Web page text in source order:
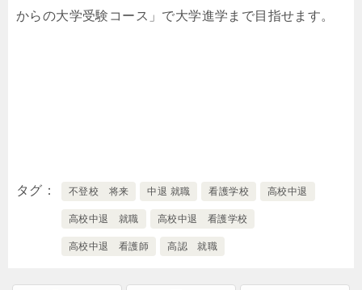
からの大学受験コース」で大学進学まで目指せます。
タグ 不登校 将来 中退 就職 看護学校 高校中退
高校中退 就職 高校中退 看護学校
高校中退 看護師 高認 就職